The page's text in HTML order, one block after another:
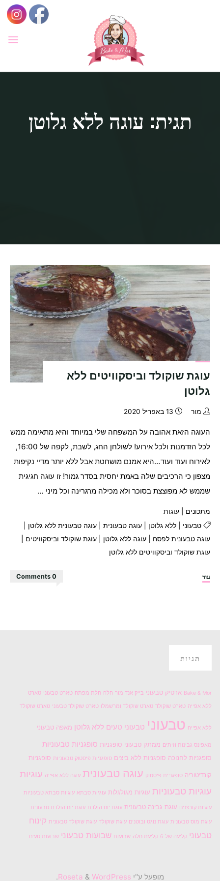
MOR
תגית: עוגה ללא גלוטן
עוגת שוקולד וביסקוויטים ללא
גלוטן
מור 13 באפריל 2020
העוגה הזאת אהובה על המשפחה שלי במיוחד והיא מתאימה ממש
לכל הזדמנות ולכל אירוע! לשולחן החג, לשבת, לקפה של 16:00,
לאירוח ועוד ועוד…היא אמנם מושחטת אבל ללא יותר מדיי נקיפות
מצפון כי הרכיבים שלה באמת יחסית בסדר גמור! זו עוגה חגיגית
שממש לא מפוצצת בסוכר ולא מכילה מרגרינה וכל מיני …
מתכונים
עוגות
טבעוני
ללא גלוטן עוגה טבעונית| עוגה טבעונית ללא גלוטן
עוגה טבעונית לפסח |עוגה ללא גלוטן |עוגת שוקולד וביסקוויטים
עוגת שוקולד וביסקוויטים ללא גלוטן
עוד"עוגת
0 Comments
תגיות
Bake & Mor ארטיק טבעוני בייק אנד מור חלה חלת מפתח טארט טבעוני טארט
ללא אפייה טארט שוקולד טארט שוקולד ומרשמלו טארט שוקולד טבעוני טארט שוקולד
ללא אפייה טבעוני טבעוני טעים ללא גלוטן מאפה טבעוני
מאפינס גבינות וזיתים ממתק טבעוני סופגניות סופגניות טבעוניות
סופגניות לחנוכה סופגניות ללא ביצים סופגניות פיסטוק טבעוניות סופגניות
קונדיטוריה סופגניית פיסטוק עוגה טבעונית עוגה ללא אפייה עוגיות
עוגיות טבעוניות עוגיות מגולגלות עוגיות סבתא עוגיות סבתא טבעוניות
עוגיות קורצנים עוגת גבינה טבעונית עוגת יום הולדת עוגת יום הולדת טבעונית
עוגת מוס טבעונית עוגת נוגט ובוטנים עוגת שוקולד עוגת שוקולד טבעונית קינוח
טבעוני קליעה של 6 קליעת חלה שבועות שבועות טבעוני שבועות טעים
מופעל ע"י & WordPress
.